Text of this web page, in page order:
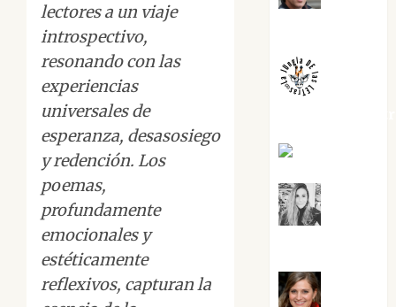
lectores a un viaje
introspectivo,
resonando con las
experiencias
universales de
esperanza, desasosiego
y redención. Los
poemas,
profundamente
emocionales y
estéticamente
reflexivos, capturan la